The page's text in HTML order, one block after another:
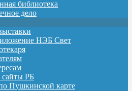
библиотека
дело
НЭБ Свет
сайты РБ
Пушкинской карте